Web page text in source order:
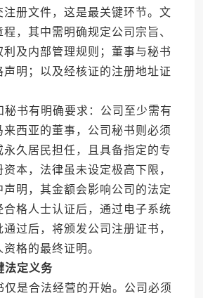
注册文件，这是最关键环节。文
，其中需明确规定公司宗旨、
利及内部管理规则；董事与秘书
声明；以及经核证的注册地址证
书有明确要求：公司至少需有
西亚的董事，公司秘书则必须
永久居民担任，且具备指定的专
本，法律虽未设定极高下限，
明，其金额会影响公司的法定
合格人士认证后，通过电子系统
过后，将颁发公司注册证书，
格的最终证明。
法定义务
是合法经营的开始。公司必须